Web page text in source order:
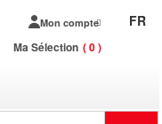
Mon compte
Ma Sélection 0
FR